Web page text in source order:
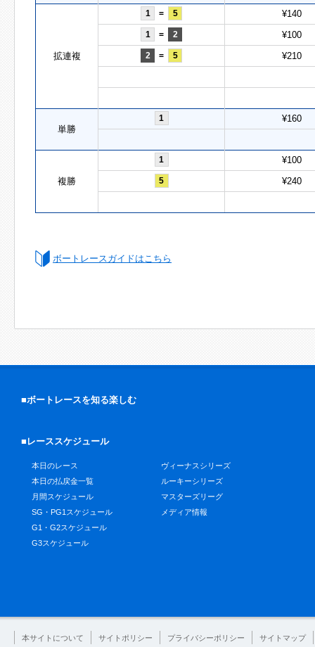
拡連複
1 = 5 ¥140
1 = 2 ¥100
2 = 5 ¥210
単勝
1 ¥160
複勝
1 ¥100
5 ¥240
ボートレースガイドはこちら
■ボートレースを知る楽しむ
■レーススケジュール
本日のレース
本日の払戻金一覧
月間スケジュール
SG・PG1スケジュール
G1・G2スケジュール
G3スケジュール
ヴィーナスシリーズ
ルーキーシリーズ
マスターズリーグ
メディア情報
本サイトについて サイトポリシー プライバシーポリシー サイトマップ